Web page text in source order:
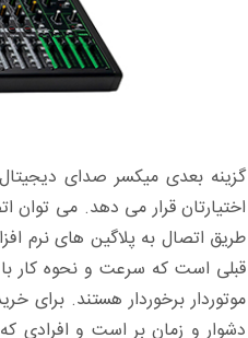
گزینه بعدی میکسر صدای
اختیارتان قرار می دهد. می
طریق اتصال به پلاگین های نرم
قبلی است که سرعت و نحوه کار با
موتوردار برخوردار هستند. برای
دشوار و زمان بر است و افرادی